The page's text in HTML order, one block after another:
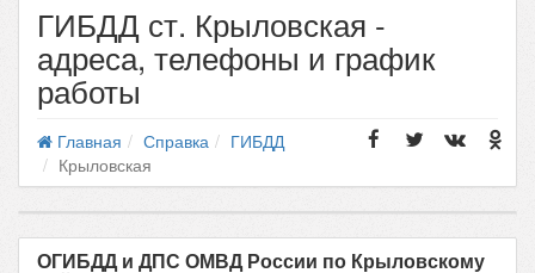
ГИБДД ст. Крыловская -
адреса, телефоны и график
работы
Главная Справка
ГИБДД
Крыловская
ОГИБДД и ДПС ОМВД России по Крыловскому